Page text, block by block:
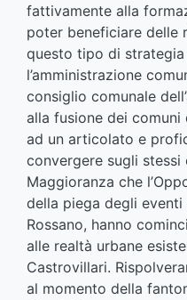
fattivamente alla
poter beneficiare delle
questo tipo di
l’amministrazione
consiglio comunale
alla fusione dei comuni
ad un articolato e
convergere sugli stessi
Maggioranza che
della piega degli
Rossano, hanno
alle realtà urbane
Castrovillari.
al momento della